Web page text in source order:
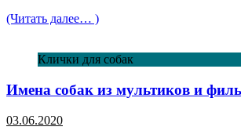
(Читать далее… )
Клички для собак
Имена собак из мультиков и
03.06.2020